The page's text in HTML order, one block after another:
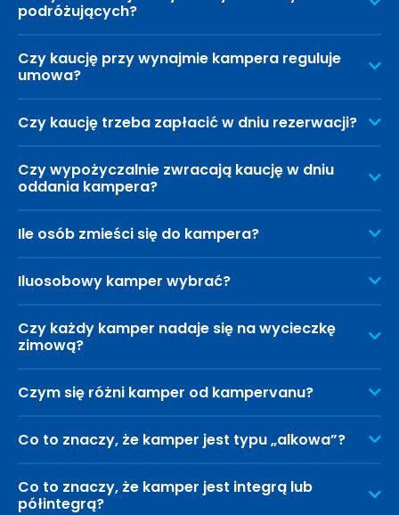
podróżujących?
Czy kaucję przy wynajmie kampera reguluje
umowa?
Czy kaucję trzeba zapłacić w dniu rezerwacji?
Czy wypożyczalnie zwracają kaucję w dniu
oddania kampera?
Ile osób zmieści się do kampera?
Iluosobowy kamper wybrać?
Czy każdy kamper nadaje się na wycieczkę
zimową?
Czym się różni kamper od kampervanu?
Co to znaczy, że kamper jest typu „alkowa”?
Co to znaczy, że kamper jest integrą lub
półintegrą?